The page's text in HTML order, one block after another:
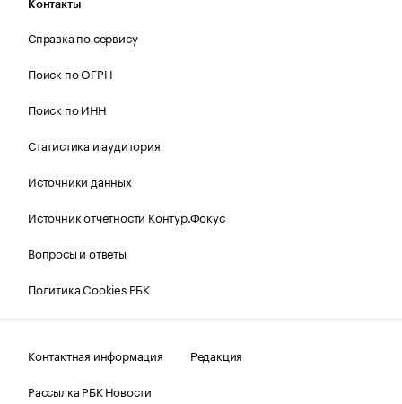
Контакты
Справка по сервису
Поиск по ОГРН
Поиск по ИНН
Статистика и аудитория
Источники данных
Источник отчетности Контур.Фокус
Вопросы и ответы
Политика Cookies РБК
Контактная информация
Редакция
Рассылка РБК Новости